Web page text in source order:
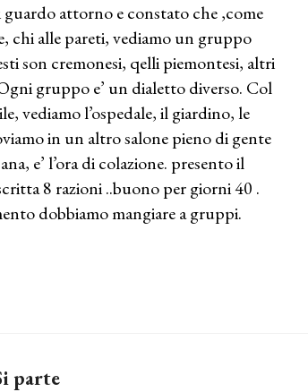
attorno e constato che ,come
chi alle pareti, vediamo un gruppo
son cremonesi, qelli piemontesi, altri
gruppo e’ un dialetto diverso. Col
vediamo l’ospedale, il giardino, le
in un altro salone pieno di gente
e’ l’ora di colazione. presento il
8 razioni ..buono per giorni 40 .
dobbiamo mangiare a gruppi.
parte